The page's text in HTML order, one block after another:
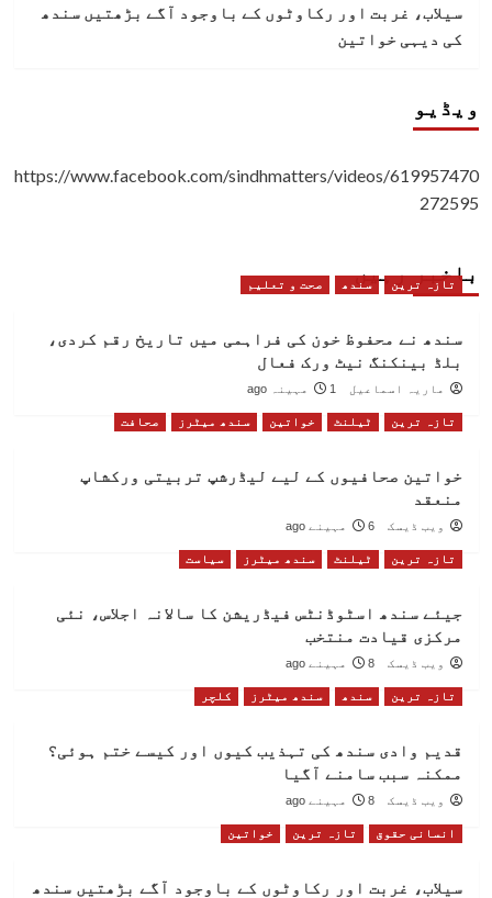
سیلاب، غربت اور رکاوٹوں کے باوجود آگے بڑھتیں سندھ
کی دیہی خواتین
ویڈیو
https://www.facebook.com/sindhmatters/videos/619957470
272595
باخبر رہیں
تازہ ترین سندھ صحت و تعلیم
سندھ نے محفوظ خون کی فراہمی میں تاریخ رقم کردی،
بلڈ بینکنگ نیٹ ورک فعال
ماریہ اسماعیل 1 مہینہ ago
تازہ ترین ٹیلنٹ خواتین سندھ میٹرز صحافت
خواتین صحافیوں کے لیے لیڈرشپ تربیتی ورکشاپ
منعقد
ویب ڈیسک 6 مہینے ago
تازہ ترین ٹیلنٹ سندھ میٹرز سیاست
جیئے سندھ اسٹوڈنٹس فیڈریشن کا سالانہ اجلاس، نئی
مرکزی قیادت منتخب
ویب ڈیسک 8 مہینے ago
تازہ ترین سندھ سندھ میٹرز کلچر
قدیم وادی سندھ کی تہذیب کیوں اور کیسے ختم ہوئی؟
ممکنہ سبب سامنے آگیا
ویب ڈیسک 8 مہینے ago
انسانی حقوق تازہ ترین خواتین
سیلاب، غربت اور رکاوٹوں کے باوجود آگے بڑھتیں سندھ